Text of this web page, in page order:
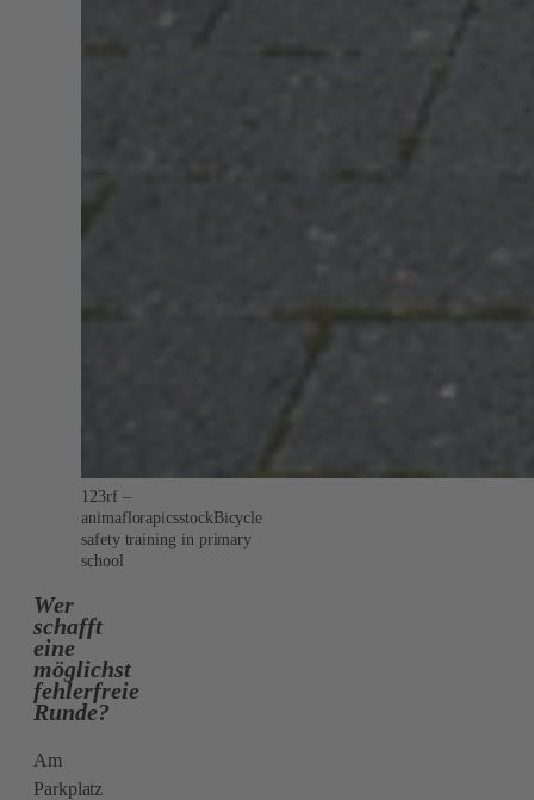
123rf –
animaflorapicsstockBicycle
safety training in primary
school
Wer
schafft
eine
möglichst
fehlerfreie
Runde?
Am
Parkplatz